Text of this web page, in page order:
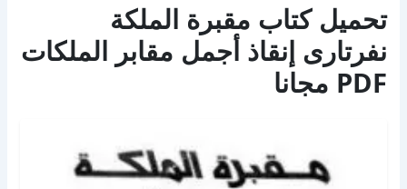
تحميل كتاب مقبرة الملكة
نفرتارى إنقاذ أجمل مقابر الملكات
PDF مجانا